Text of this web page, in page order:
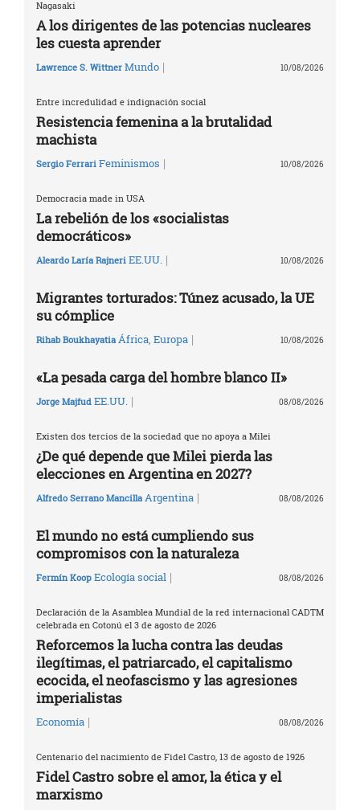
Nagasaki
A los dirigentes de las potencias nucleares
les cuesta aprender
Lawrence S. Wittner Mundo | 10/08/2026
Entre incredulidad e indignación social
Resistencia femenina a la brutalidad
machista
Sergio Ferrari Feminismos | 10/08/2026
Democracia made in USA
La rebelión de los «socialistas
democráticos»
Aleardo Laría Rajneri EE.UU. | 10/08/2026
Migrantes torturados: Túnez acusado, la UE
su cómplice
Rihab Boukhayatia África Europa | 10/08/2026
«La pesada carga del hombre blanco II»
Jorge Majfud EE.UU. | 08/08/2026
Existen dos tercios de la sociedad que no apoya a Milei
¿De qué depende que Milei pierda las
elecciones en Argentina en 2027?
Alfredo Serrano Mancilla Argentina | 08/08/2026
El mundo no está cumpliendo sus
compromisos con la naturaleza
Fermín Koop Ecología social | 08/08/2026
Declaración de la Asamblea Mundial de la red internacional CADTM
celebrada en Cotonú el 3 de agosto de 2026
Reforcemos la lucha contra las deudas
ilegítimas, el patriarcado, el capitalismo
ecocida, el neofascismo y las agresiones
imperialistas
Economía | 08/08/2026
Centenario del nacimiento de Fidel Castro, 13 de agosto de 1926
Fidel Castro sobre el amor, la ética y el
marxismo